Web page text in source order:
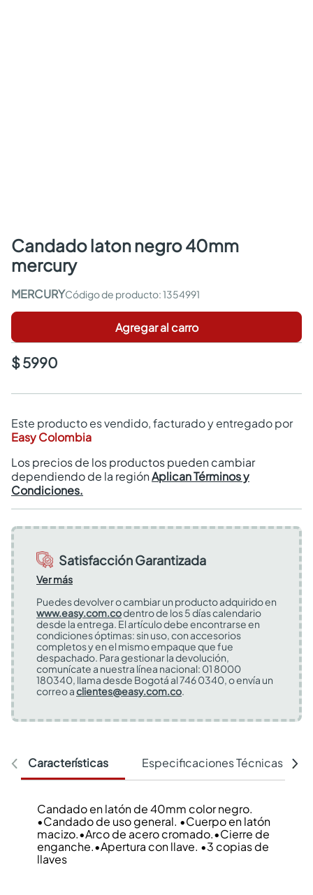
candado laton negro 40mm
mercury
MERCURY :1354991
Agregar al carro
$ 5990
Este producto es vendido, facturado y entregado por
Easy Colombia
Los precios de los productos pueden cambiar
dependiendo de la regiónAplican Términos y
Condiciones.
Satisfacción Garantizada
Ver más
Puedes devolver o cambiar un producto adquirido en
www.easy.com.codentro de los 5 días calendario
desde la entrega. El artículo debe encontrarse en
condiciones óptimas: sin uso, con accesorios
completos y en el mismo empaque que fue
despachado. Para gestionar la devolución,
comunícate a nuestra línea nacional: 01 8000
180340, llama desde Bogotá al 746 0340, o envía un
correo aclientes@easy.com.co.
Características Especificaciones Técnicas
Candado en latón de 40mm color negro.
•Candado de uso general. •Cuerpo en latón
macizo.•Arco de acero cromado.•Cierre de
enganche.•Apertura con llave. •3 copias de
llaves